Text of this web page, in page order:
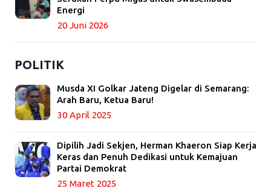
Energi
20 Juni 2026
POLITIK
Musda XI Golkar Jateng Digelar di Semarang:
Arah Baru, Ketua Baru!
30 April 2025
Dipilih Jadi Sekjen, Herman Khaeron Siap Kerja
Keras dan Penuh Dedikasi untuk Kemajuan
Partai Demokrat
25 Maret 2025